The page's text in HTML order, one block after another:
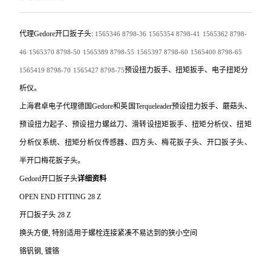
代理Gedore开口扳子头: 15653468798-36 15653548798-41 15653628798-
46 15653708798-50 15653898798-55 15653978798-60 15654008798-65
15654198798-70 15654278798-75预设扭力扳手、扭矩扳手、电子扭矩分
析仪。
上海君卓电子代理德国Gedore和英国Terqueleader预设扭力扳手、蘑菇头、
预设扭力起子、预设扭力螺丝刀、滑转设扭矩扳手、扭矩分析仪、扭矩
分析仪系统、扭矩分析仪传感器、四方头、梅花扳子头、开口扳子头、
半开口梅花扳子头。
Gedord开口扳子头详细资料
OPEN END FITTING 28 Z
开口扳子头 28 Z
换头方便, 特别适用于螺栓连接紧凑不易达到的狭小空间
铬钒钢, 镀铬